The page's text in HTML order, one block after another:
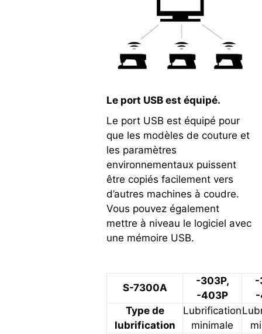
Le port USB est équipé.
Le port USB est équipé pour
que les modèles de couture et
les paramètres
environnementaux puissent
être copiés facilement vers
d’autres machines à coudre.
Vous pouvez également
mettre à niveau le logiciel avec
une mémoire USB.
S-7300A
-303P,
-403P
-
-
Type de
lubrification
Lubrification
minimale